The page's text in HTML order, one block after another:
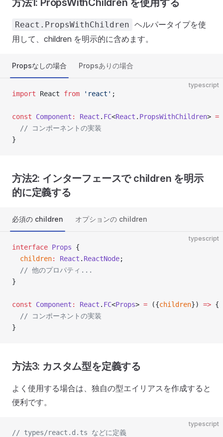
方法1: PropsWithChildren を使用する
React.PropsWithChildren ヘルパータイプを使
用して、children を明示的に含めます。
Propsなしの場合 Propsありの場合
typescript
import React from 'react' ;
const Component : React . FC<React . PropsWithChildren> =
  // コンポーネントの実装
}
方法2: インターフェースで children を明示
的に定義する
必須の children オプションの children
typescript
interface Props {
  children
: React . ReactNode;
  // 他のプロパティ...
}
const Component : React . FC<Props> = ({children}) => {
  // コンポーネントの実装
}
方法3: カスタム型を定義する
よく使用する場合は、独自の型エイリアスを作成すると
便利です。
typescript
// types/react.d.ts などに定義